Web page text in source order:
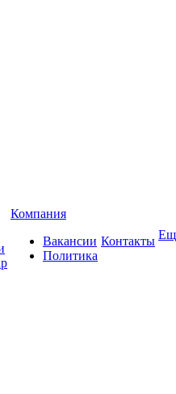
Компания
Вакансии
Политика
Контакты